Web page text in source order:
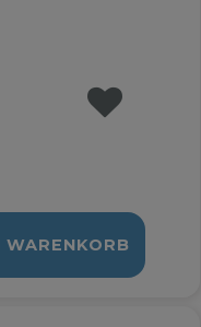
WARENKORB